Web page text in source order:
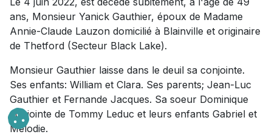
ans, Monsieur Yanick Gauthier, époux de Madame
Annie-Claude Lauzon domicilié à Blainville et originaire
de Thetford (Secteur Black Lake).
Monsieur Gauthier laisse dans le deuil sa conjointe.
Ses enfants: William et Clara. Ses parents; Jean-Luc
Gauthier et Fernande Jacques. Sa soeur Dominique
conjointe de Tommy Leduc et leurs enfants Gabriel et
Mélodie.